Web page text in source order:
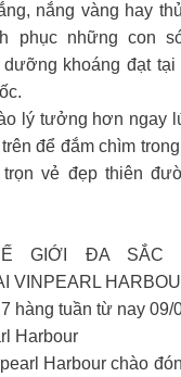
nắng vàng hay
phục những con
khoáng đạt tại
lý tưởng hơn ngay
trên để đắm chìm
vẻ đẹp thiên
GIỚI ĐA SẮC
VINPEARL
hàng tuần từ nay 09/
Harbour
Harbour chào